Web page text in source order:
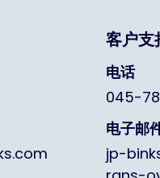
客户支
电话
045-
电子邮
jp-